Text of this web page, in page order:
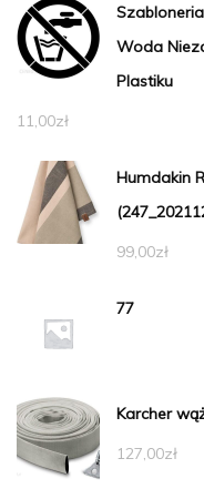
Woda
Plastiku
11,00zł
Humdakin
99,00zł
77
Karcher
127,00zł